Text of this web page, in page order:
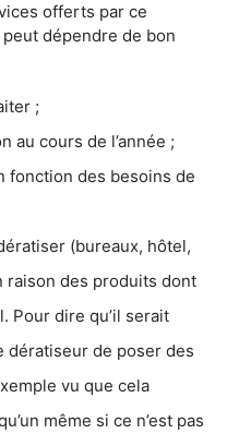
offerts par ce
dépendre de bon
;
au cours de l’année ;
fonction des besoins de
(bureaux, hôtel,
raison des produits dont
Pour dire qu’il serait
dératiseur de poser des
vu que cela
même si ce n’est pas